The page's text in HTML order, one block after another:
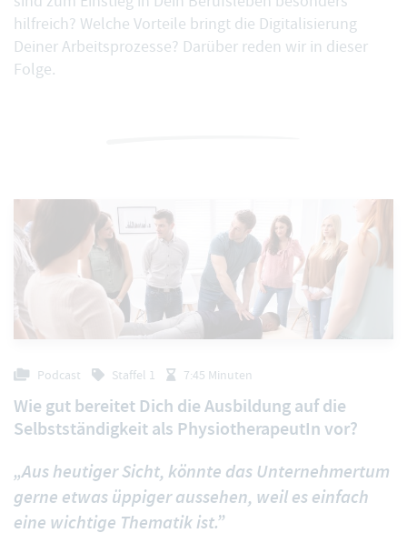
hilfreich? Welche Vorteile bringt die Digitalisierung
Deiner Arbeitsprozesse? Darüber reden wir in dieser
Folge.
Podcast Staffel 1 7:45 Minuten
Wie gut bereitet Dich die Ausbildung auf die
Selbstständigkeit als PhysiotherapeutIn vor?
„Aus heutiger Sicht, könnte das Unternehmertum
gerne etwas üppiger aussehen, weil es einfach
eine wichtige Thematik ist.”